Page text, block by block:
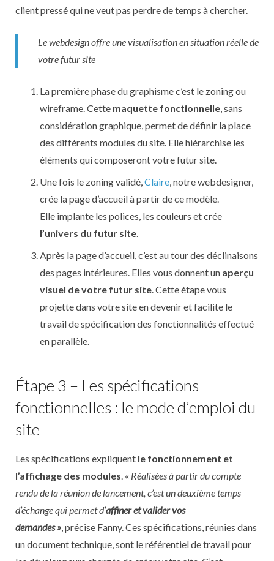
client pressé qui ne veut pas perdre de temps à chercher.
Le webdesign offre une visualisation en situation réelle de
votre futur site
La première phase du graphisme c’est le zoning ou
wireframe. Cette maquette fonctionnelle, sans
considération graphique, permet de définir la place
des différents modules du site. Elle hiérarchise les
éléments qui composeront votre futur site.
Une fois le zoning validé,Claire, notre webdesigner,
crée la page d’accueil à partir de ce modèle.
Elle implante les polices, les couleurs et crée
l’univers du futur site.
Après la page d’accueil, c’est au tour des déclinaisons
des pages intérieures. Elles vous donnent un aperçu
visuel de votre futur site. Cette étape vous
projette dans votre site en devenir et facilite le
travail de spécification des fonctionnalités effectué
en parallèle.
Étape 3 – Les spécifications
fonctionnelles : le mode d’emploi du
site
Les spécifications expliquent le fonctionnement et
l’affichage des modules. « Réalisées à partir du compte
rendu de la réunion de lancement, c’est un deuxième temps
d’échange qui permet d’affiner et valider vos
demandes », précise Fanny. Ces spécifications, réunies dans
un document technique, sont le référentiel de travail pour